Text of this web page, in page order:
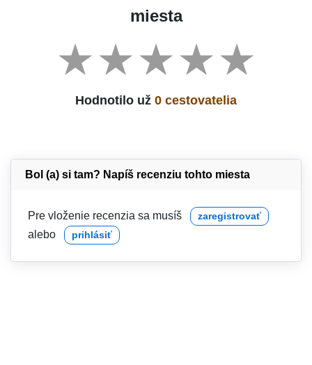
miesta
Hodnotilo už 0 cestovatelia
Bol (a) si tam? Napíš recenziu tohto miesta
Pre vloženie recenzia sa musíš zaregistrovať
alebo prihlásiť